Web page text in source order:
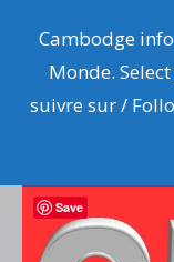
content
Cambodge
Monde.
suivre sur /
Save